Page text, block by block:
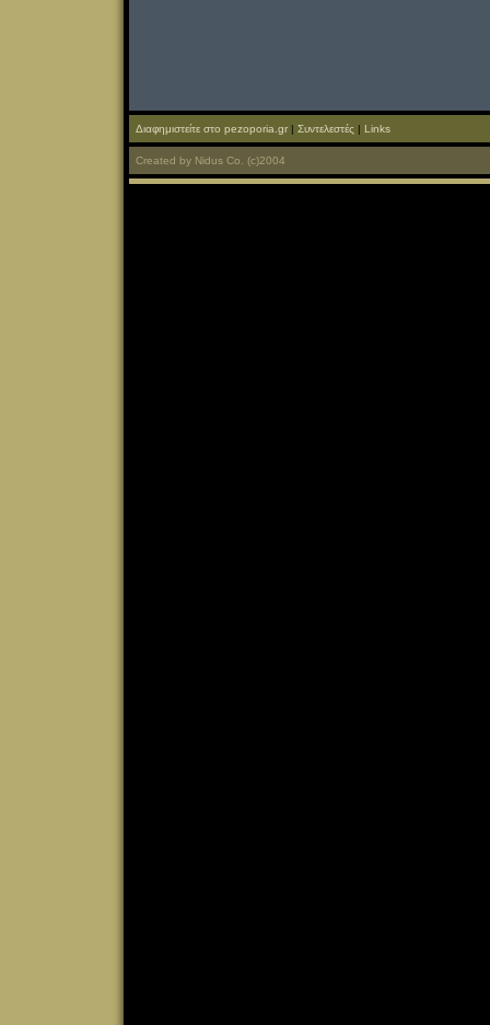
Διαφημιστείτε στο pezoporia.gr | Συντελεστές | Links
Created by Nidus Co. (c)2004